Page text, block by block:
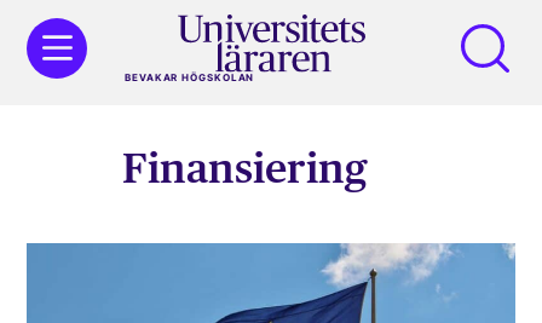
BEVAKAR HÖGSKOLAN
Finansiering